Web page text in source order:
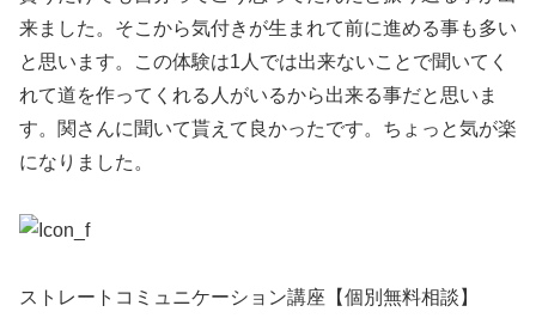
来ました。そこから気付きが生まれて前に進める事も多い
と思います。この体験は1人では出来ないことで聞いてく
れて道を作ってくれる人がいるから出来る事だと思いま
す。関さんに聞いて貰えて良かったです。ちょっと気が楽
になりました。
ストレートコミュニケーション講座【個別無料相談】